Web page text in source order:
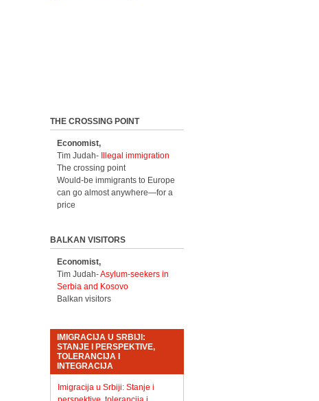
THE CROSSING POINT
Economist,
Tim Judah-
Illegal immigration
The crossing point
Would-be immigrants to Europe
can go almost anywhere—for a
price
BALKAN VISITORS
Economist,
Tim Judah-Asylum-seekers in
Serbia and Kosovo
Balkan visitors
IMIGRACIJA U SRBIJI:
STANJE I PERSPEKTIVE,
TOLERANCIJA I
INTEGRACIJA
Imigracija u Srbiji: Stanje i